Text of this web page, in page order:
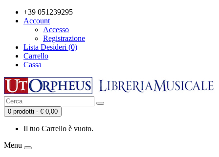
+39 051239295
Account
Accesso
Registrazione
Lista Desideri (0)
Carrello
Cassa
0 prodotti - € 0,00
Il tuo Carrello è vuoto.
Menu